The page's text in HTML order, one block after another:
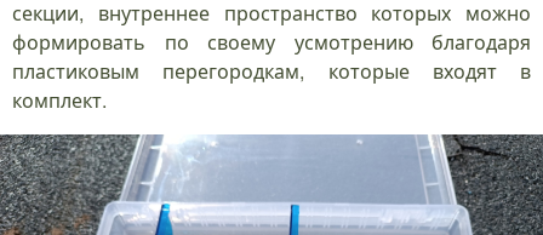
секции, внутреннее пространство которых можно
формировать по своему усмотрению благодаря
пластиковым перегородкам, которые входят в
комплект.